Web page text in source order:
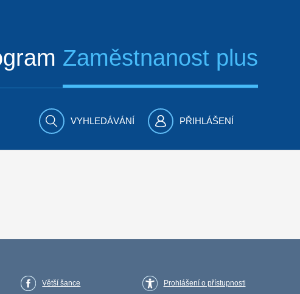
Zaměstnanost plus
VYHLEDÁVÁNÍ PŘIHLÁŠENÍ
Větší šance Prohlášení o přístupnosti